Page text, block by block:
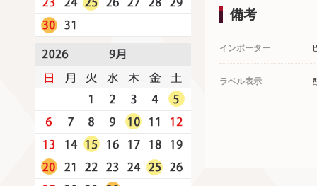
備考
インポーター
ラベル表示